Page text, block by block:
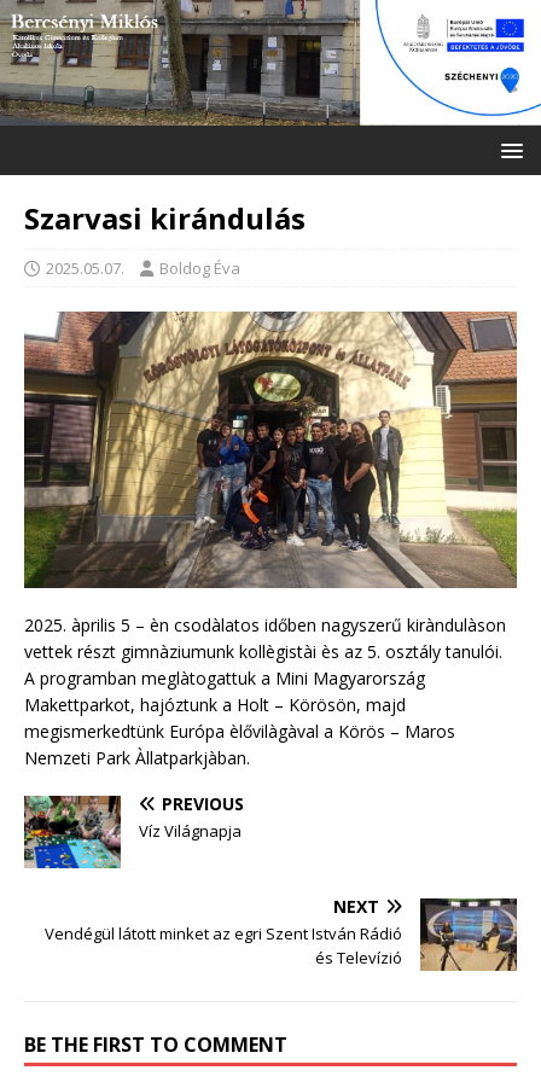
Szarvasi kirándulás
2025.05.07. Boldog Éva
2025. àprilis 5 – èn csodàlatos időben nagyszerű kiràndulàson
vettek részt gimnàziumunk kollègistài ès az 5. osztály tanulói.
A programban meglàtogattuk a Mini Magyarország
Makettparkot, hajóztunk a Holt – Körösön, majd
megismerkedtünk Európa èlővilàgàval a Körös – Maros
Nemzeti Park Àllatparkjàban.
PREVIOUS
Víz Világnapja
NEXT
Vendégül látott minket az egri Szent István Rádió
és Televízió
BE THE FIRST TO COMMENT